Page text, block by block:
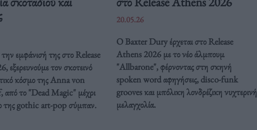
εμφάνισή της στο Release
εξερευνούμε τον σκοτεινό
κόσμο της Anna von
το "Dead Magic" μέχρι
της gothic art-pop σύμπαν.
20.05.26
Ο Baxter Dury έρχεται στο Release
Athens 2026 με το νέο άλμπουμ
"Allbarone", φέρνοντας στη σκηνή
spoken word αφηγήσεις, disco-funk
grooves και μπόλικη λονδρέζικη νυχτερινή
μελαγχολία.